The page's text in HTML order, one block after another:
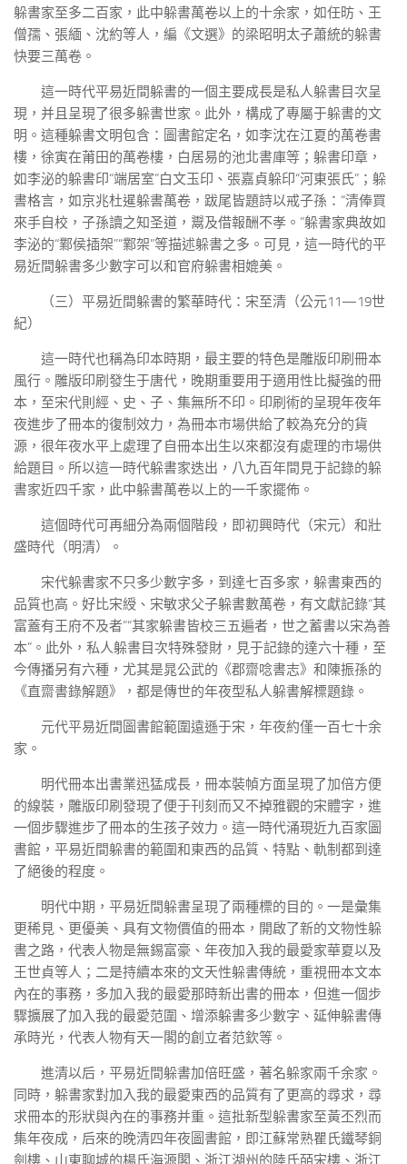
躲書家至多二百家，此中躲書萬卷以上的十余家，如任昉、王
僧孺、張緬、沈約等人，編《文選》的梁昭明太子蕭統的躲書
快要三萬卷。
這一時代平易近間躲書的一個主要成長是私人躲書目次呈
現，并且呈現了很多躲書世家。此外，構成了專屬于躲書的文
明。這種躲書文明包含：圖書館定名，如李沈在江夏的萬卷書
樓，徐寅在莆田的萬卷樓，白居易的池北書庫等；躲書印章，
如李泌的躲書印“端居室”白文玉印、張嘉貞躲印“河東張氏”；躲
書格言，如京兆杜暹躲書萬卷，跋尾皆題詩以戒子孫：“清俸買
來手自校，子孫讀之知圣道，鬻及借報酬不孝。”躲書家典故如
李泌的“鄴侯插架”“鄴架”等描述躲書之多。可見，這一時代的平
易近間躲書多少數字可以和官府躲書相媲美。
（三）平易近間躲書的繁華時代：宋至清（公元11—19世
紀）
這一時代也稱為印本時期，最主要的特色是雕版印刷冊本
風行。雕版印刷發生于唐代，晚期重要用于適用性比擬強的冊
本，至宋代則經、史、子、集無所不印。印刷術的呈現年夜年
夜進步了冊本的復制效力，為冊本市場供給了較為充分的貨
源，很年夜水平上處理了自冊本出生以來都沒有處理的市場供
給題目。所以這一時代躲書家迭出，八九百年間見于記錄的躲
書家近四千家，此中躲書萬卷以上的一千家擺佈。
這個時代可再細分為兩個階段，即初興時代（宋元）和壯
盛時代（明清）。
宋代躲書家不只多少數字多，到達七百多家，躲書東西的
品質也高。好比宋綬、宋敏求父子躲書數萬卷，有文獻記錄“其
富蓋有王府不及者”“其家躲書皆校三五遍者，世之蓄書以宋為善
本”。此外，私人躲書目次特殊發財，見于記錄的達六十種，至
今傳播另有六種，尤其是晁公武的《郡齋唸書志》和陳振孫的
《直齋書錄解題》，都是傳世的年夜型私人躲書解標題錄。
元代平易近間圖書館範圍遠遜于宋，年夜約僅一百七十余
家。
明代冊本出書業迅猛成長，冊本裝幀方面呈現了加倍方便
的線裝，雕版印刷發現了便于刊刻而又不掉雅觀的宋體字，進
一個步驟進步了冊本的生孩子效力。這一時代涌現近九百家圖
書館，平易近間躲書的範圍和東西的品質、特點、軌制都到達
了絕後的程度。
明代中期，平易近間躲書呈現了兩種標的目的。一是彙集
更稀見、更優美、具有文物價值的冊本，開啟了新的文物性躲
書之路，代表人物是無錫富豪、年夜加入我的最愛家華夏以及
王世貞等人；二是持續本來的文天性躲書傳統，重視冊本文本
內在的事務，多加入我的最愛那時新出書的冊本，但進一個步
驟擴展了加入我的最愛范圍、增添躲書多少數字、延伸躲書傳
承時光，代表人物有天一閣的創立者范欽等。
進清以后，平易近間躲書加倍旺盛，著名躲家兩千余家。
同時，躲書家對加入我的最愛東西的品質有了更高的尋求，尋
求冊本的形狀與內在的事務并重。這批新型躲書家至黃丕烈而
集年夜成，后來的晚清四年夜圖書館，即江蘇常熟瞿氏鐵琴銅
劍樓、山東聊城的楊氏海源閣、浙江湖州的陸氏皕宋樓、浙江